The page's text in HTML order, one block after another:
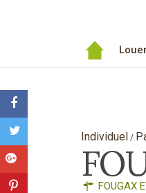
Individuel /
FOUGAX